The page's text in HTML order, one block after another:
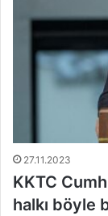
27.11.2023
KKTC
halkı böyle